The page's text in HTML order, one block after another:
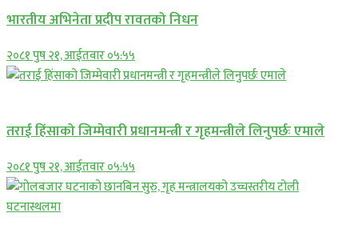
भारतीय अभिनेता प्रदीप रावतको निधन
२०८१ पुष २१, आईतवार ०५:५५
तराई हिंसाको जिम्मेवारी प्रधानमन्त्री र गृहमन्त्रीले लिनुपर्छः एमाले
२०८१ पुष २१, आईतवार ०५:५५